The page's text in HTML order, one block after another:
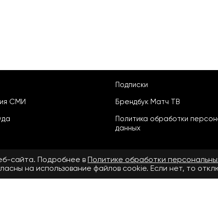
СМИ
Подписки
Брендбук Матч ТВ
Политика обработки
данных
соглашение
сайта. Подробнее в Политике обработки
на использование файлов cookie. Если нет, то